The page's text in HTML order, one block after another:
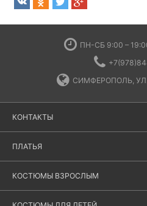
ПН-СБ 9:00 –
СИМФЕРОПОЛЬ,
КОНТАКТЫ
ПЛАТЬЯ
КОСТЮМЫ ВЗРОСЛЫМ